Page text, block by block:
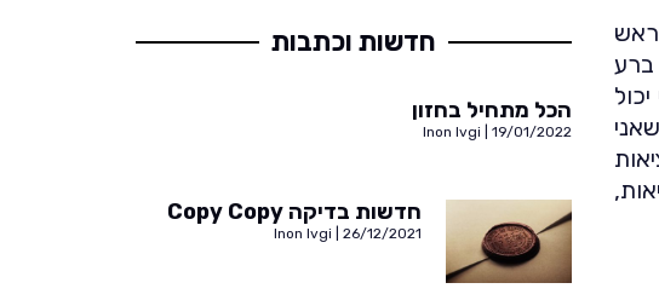
ברע
חדשות וכתבות
הכל מתחיל בחזון
Inon Ivgi 19/01/2022
חדשות בדיקה Copy Copy
Inon Ivgi 26/12/2021